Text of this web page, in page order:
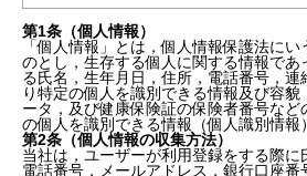
第1条（個人情報）
「個人情報」とは，個人情報保護法に
のとし，生存する個人に関する情報で
る氏名，生年月日，住所，電話番号，連
り特定の個人を識別できる情報及び容
ータ，及び健康保険証の保険者番号など
の個人を識別できる情報（個人識別情報
第2条（個人情報の収集方法）
当社は，ユーザーが利用登録をする際に
電話番号，メールアドレス，銀行口座番